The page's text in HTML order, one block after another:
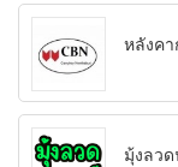
หลังค
มุ้งลว